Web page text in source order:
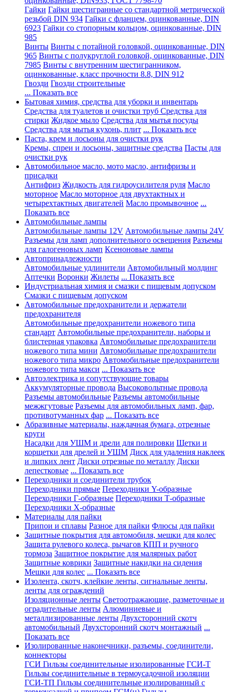
Гайки Гайки шестигранные со стандартной метрической
резьбой DIN 934 Гайки с фланцем, оцинкованные, DIN
6923 Гайки со стопорным кольцом, оцинкованные, DIN
985
Винты Винты с потайной головкой, оцинкованные, DIN
965 Винты с полукруглой головкой, оцинкованные, DIN
7985 Винты с внутренним шестигранником,
оцинкованные, класс прочности 8.8, DIN 912
Гвозди Гвозди строительные
... Показать все
Бытовая химия, средства для уборки и инвентарь
Средства для туалетов и очистки труб Средства для
стирки Жидкое мыло Средства для мытья посуды
Средства для мытья кухонь, плит ... Показать все
Паста, крем и лосьоны для очистки рук
Кремы, спреи и лосьоны, защитные средства Пасты для
очистки рук
Автомобильное масло, мото масло, антифризы и
присадки
Антифриз Жидкость для гидроусилителя руля Масло
моторное Масло моторное для двухтактных и
четырехтактных двигателей Масло промывочное ...
Показать все
Автомобильные лампы
Автомобильные лампы 12V Автомобильные лампы 24V
Разъемы для ламп дополнительного освещения Разъемы
для галогеновых ламп Ксеноновые лампы
Автопринадлежности
Автомобильные удлинители Автомобильный молдинг
Аптечки Воронки Жилеты ... Показать все
Индустриальная химия и смазки с пищевым допуском
Смазки с пищевым допуском
Автомобильные предохранители и держатели
предохранителя
Автомобильные предохранители ножевого типа
стандарт Автомобильные предохранители, наборы и
блистерная упаковка Автомобильные предохранители
ножевого типа мини Автомобильные предохранители
ножевого типа микро Автомобильные предохранители
ножевого типа макси ... Показать все
Автоэлектрика и сопутствующие товары
Аккумуляторные провода Высоковольтные провода
Разъемы автомобильные Разъемы автомобильные
межжгутовые Разъемы для автомобильных ламп, фар,
противотуманных фар ... Показать все
Абразивные материалы, наждачная бумага, отрезные
круги
Насадки для УШМ и дрели для полировки Щетки и
корщетки для дрелей и УШМ Диск для удаления наклеек
и липких лент Диски отрезные по металлу Диски
лепестковые ... Показать все
Переходники и соединители трубок
Переходники прямые Переходники Y-образные
Переходники Г-образные Переходники Т-образные
Переходники Х-образные
Материалы для пайки
Припои и сплавы Разное для пайки Флюсы для пайки
Защитные покрытия для автомобиля, мешки для колес
Защита рулевого колеса, рычагов КПП и ручного
тормоза Защитное покрытие для малярных работ
Защитные коврики Защитные накидки на сидения
Мешки для колес ... Показать все
Изолента, скотч, клейкие ленты, сигнальные ленты,
ленты для ограждений
Изоляционные ленты Светоотражающие, разметочные и
оградительные ленты Алюминиевые и
металлизированные ленты Двухсторонний скотч
автомобильный Двухсторонний скотч монтажный ...
Показать все
Изолированные наконечники, разъемы, соединители,
коннекторы
ГСИ Гильзы соединительные изолированные ГСИ-Т
Гильзы соединительные в термоусадочной изоляции
ГСИ-ТП Гильзы соединительные изолированный с